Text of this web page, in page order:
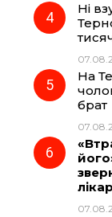
Ні
На
брат